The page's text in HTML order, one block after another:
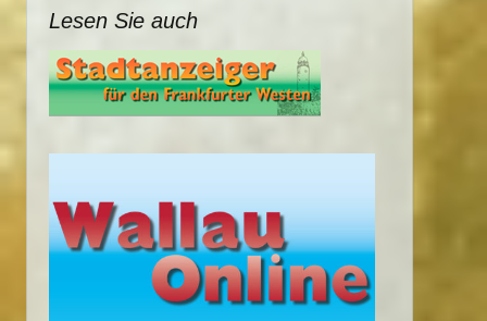
Lesen Sie auch